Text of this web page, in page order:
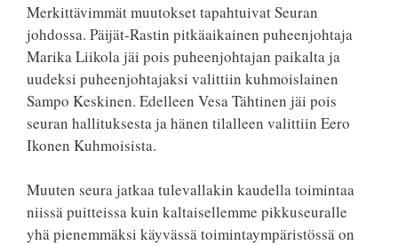
Merkittävimmät muutokset tapahtuivat Seuran
johdossa. Päijät-Rastin pitkäaikainen puheenjohtaja
Marika Liikola jäi pois puheenjohtajan paikalta ja
uudeksi puheenjohtajaksi valittiin kuhmoislainen
Sampo Keskinen. Edelleen Vesa Tähtinen jäi pois
seuran hallituksesta ja hänen tilalleen valittiin Eero
Ikonen Kuhmoisista.
Muuten seura jatkaa tulevallakin kaudella toimintaa
niissä puitteissa kuin kaltaisellemme pikkuseuralle
yhä pienemmäksi käyvässä toimintaympäristössä on